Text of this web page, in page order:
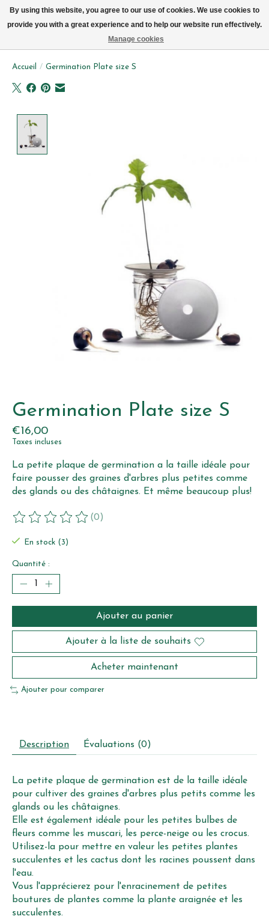
Accueil / Germination Plate size S
Germination Plate size S
€16,00
Taxes incluses
La petite plaque de germination a la taille idéale pour
faire pousser des graines d'arbres plus petites comme
des glands ou des châtaignes. Et même beaucoup plus!
Ce produit est évalué à
(0)
En stock (3)
Quantité :
Ajouter au panier
Ajouter à la liste de souhaits
Acheter maintenant
Ajouter pour comparer
Description Évaluations (0)
La petite plaque de germination est de la taille idéale
pour cultiver des graines d'arbres plus petits comme les
glands ou les châtaignes.
Elle est également idéale pour les petites bulbes de
fleurs comme les muscari, les perce-neige ou les crocus.
Utilisez-la pour mettre en valeur les petites plantes
succulentes et les cactus dont les racines poussent dans
l'eau.
Vous l'apprécierez pour l'enracinement de petites
boutures de plantes comme la plante araignée et les
succulentes.
By using this website, you agree to our use of cookies. We use cookies to
provide you with a great experience and to help our website run effectively.
Manage cookies